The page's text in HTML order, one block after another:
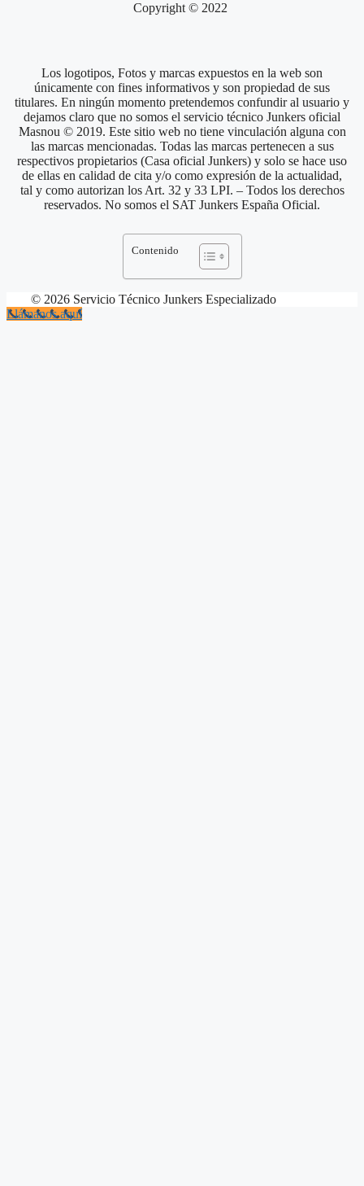
Copyright © 2022
Los logotipos, Fotos y marcas expuestos en la web son
únicamente con fines informativos y son propiedad de sus
titulares. En ningún momento pretendemos confundir al usuario y
dejamos claro que no somos el servicio técnico Junkers oficial
Masnou © 2019. Este sitio web no tiene vinculación alguna con
las marcas mencionadas. Todas las marcas pertenecen a sus
respectivos propietarios (Casa oficial Junkers) y solo se hace uso
de ellas en calidad de cita y/o como expresión de la actualidad,
tal y como autorizan los Art. 32 y 33 LPI. – Todos los derechos
reservados. No somos el SAT Junkers España Oficial.
Contenido
© 2026 Servicio Técnico Junkers Especializado
Llámanos aquí